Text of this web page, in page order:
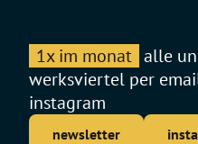
1x im monat alle
werksviertel per
instagram
newsletter